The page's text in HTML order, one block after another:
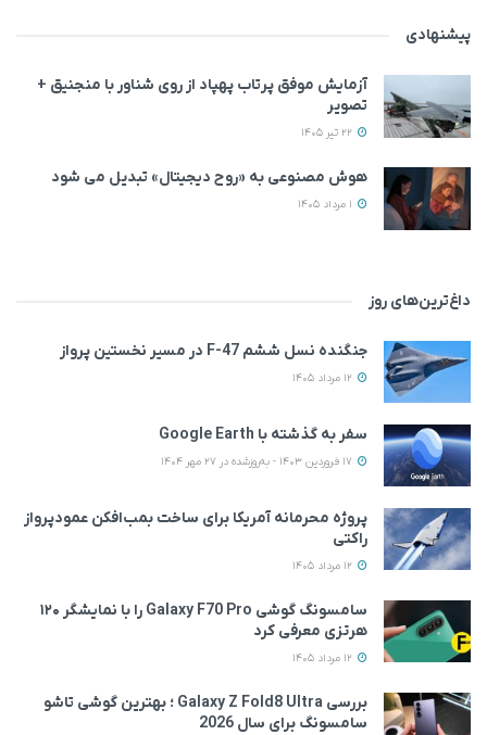
پیشنهادی
آزمایش موفق پرتاب پهپاد از روی شناور با منجنیق +
تصویر
هوش مصنوعی به «روح دیجیتال» تبدیل می‌ شود
داغ‌ترین‌های روز
جنگنده نسل ششم F-47 در مسیر نخستین پرواز
سفر به گذشته با Google Earth
پروژه محرمانه آمریکا برای ساخت بمب‌افکن عمودپرواز
راکتی
سامسونگ گوشی Galaxy F70 Pro را با نمایشگر ۱۲۰
هرتزی معرفی کرد
بررسی Galaxy Z Fold8 Ultra ؛ بهترین گوشی تاشو
سامسونگ برای سال 2026